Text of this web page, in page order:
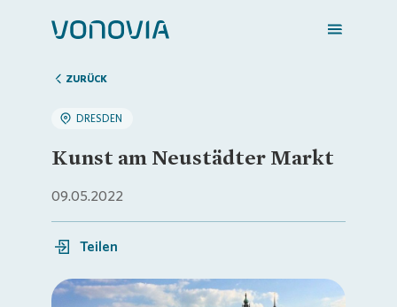
Zuhause finden
Mein Zuhause
Meine Stadt
ZURÜCK
DRESDEN
Kunst am Neustädter Markt
09.05.2022
Teilen